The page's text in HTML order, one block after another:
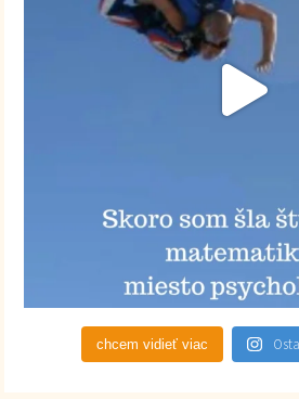
chcem vidieť viac